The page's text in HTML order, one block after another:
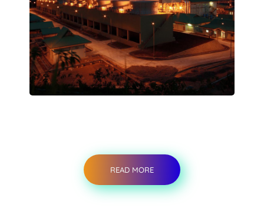
READ MORE